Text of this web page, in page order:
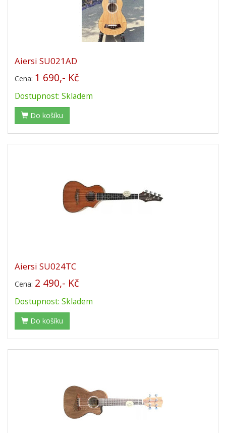
Aiersi SU021AD
Cena: 1 690,- Kč
Dostupnost: Skladem
Do košíku
Aiersi SU024TC
Cena: 2 490,- Kč
Dostupnost: Skladem
Do košíku